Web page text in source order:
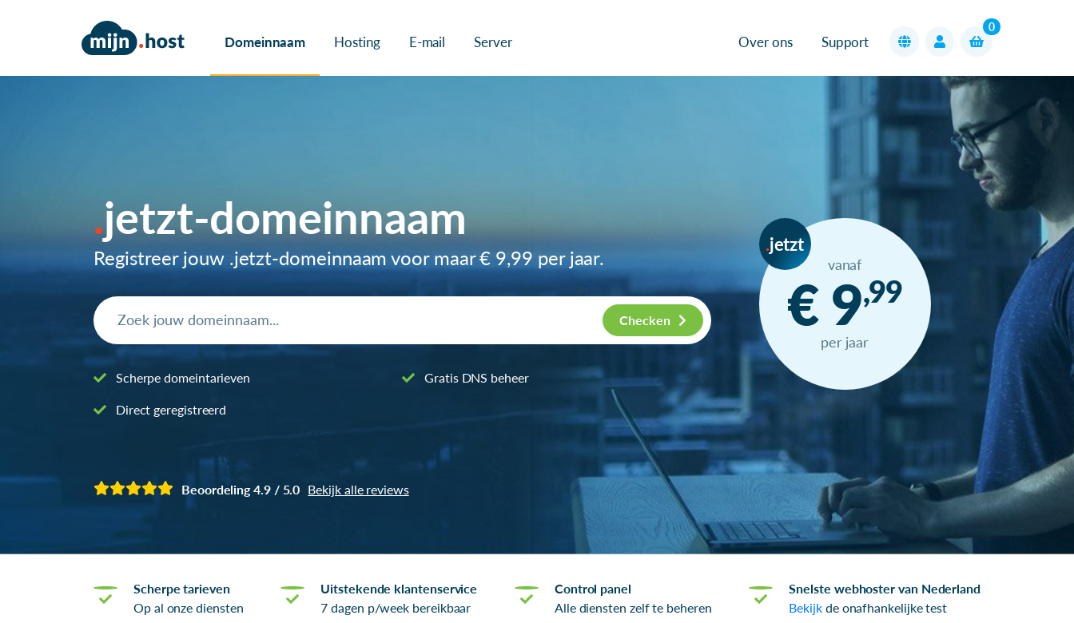
Domeinnaam Hosting E-mail Server Over ons Support
0
jetzt-domeinnaam
Registreer jouw .jetzt-domeinnaam voor maar€ 9,99 per jaar.
Checken
Scherpe domeintarieven
Direct geregistreerd
Gratis DNS beheer
jetzt
vanaf
€ 9,99
per jaar
Beoordeling 4.9 / 5.0 Bekijk alle reviews
Scherpe tarieven
Op al onze diensten
Uitstekende klantenservice
7 dagen p/week bereikbaar
Control panel
Alle diensten zelf te beheren
Snelste webhoster van Nederland
Bekijkde onafhankelijke test